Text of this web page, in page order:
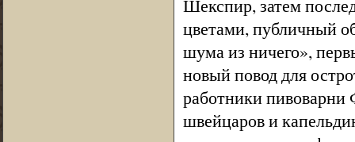
Шекспир, затем
цветами, публичный
шума из ничего»,
новый повод для
работники пивоварни
швейцаров и